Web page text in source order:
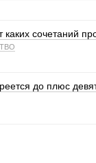
каких сочетаний
до плюс